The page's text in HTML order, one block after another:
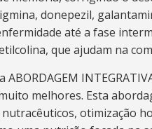
donepezil,
até a fase
que ajudam na
melhores. Esta
otimização